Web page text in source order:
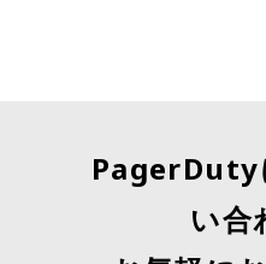
するワークフローを実
wのTrigger条件に指定
レポート作成の改善に活
ーナーシップが育まれ、
上する。PagerDutyのAI
ーチは、これらの原則に
わたりミッションクリテ
PagerDuty
い合